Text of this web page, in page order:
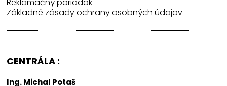
Základné zásady ochrany osobných údajov
CENTRÁLA :
Ing. Michal Potaš